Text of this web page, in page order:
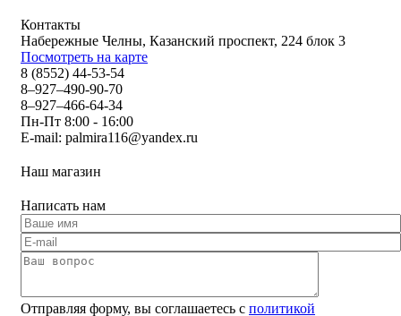
Контакты
Набережные Челны, Казанский проспект, 224 блок 3
Посмотреть на карте
8 (8552) 44-53-54
8–927–490-90-70
8–927–466-64-34
Пн-Пт 8:00 - 16:00
E-mail: palmira116@yandex.ru
Наш магазин
Написать нам
Отправляя форму, вы соглашаетесь с политикой